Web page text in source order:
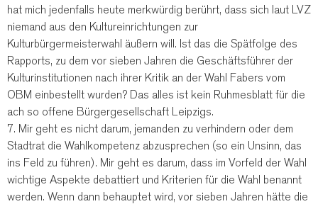
hat mich jedenfalls heute merkwürdig berührt, dass sich laut LVZ
niemand aus den Kultureinrichtungen zur
Kulturbürgermeisterwahl äußern will. Ist das die Spätfolge des
Rapports, zu dem vor sieben Jahren die Geschäftsführer der
Kulturinstitutionen nach ihrer Kritik an der Wahl Fabers vom
OBM einbestellt wurden? Das alles ist kein Ruhmesblatt für die
ach so offene Bürgergesellschaft Leipzigs.
7. Mir geht es nicht darum, jemanden zu verhindern oder dem
Stadtrat die Wahlkompetenz abzusprechen (so ein Unsinn, das
ins Feld zu führen). Mir geht es darum, dass im Vorfeld der Wahl
wichtige Aspekte debattiert und Kriterien für die Wahl benannt
werden. Wenn dann behauptet wird, vor sieben Jahren hätte die